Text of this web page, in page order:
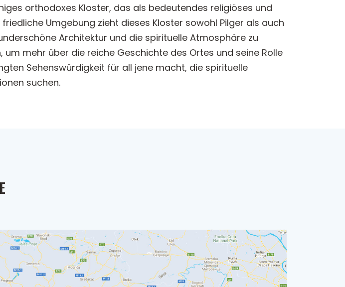
orthodoxes Kloster, das als bedeutendes religiöses und
Umgebung zieht dieses Kloster sowohl Pilger als auch
Architektur und die spirituelle Atmosphäre zu
mehr über die reiche Geschichte des Ortes und seine Rolle
Sehenswürdigkeit für all jene macht, die spirituelle
suchen.